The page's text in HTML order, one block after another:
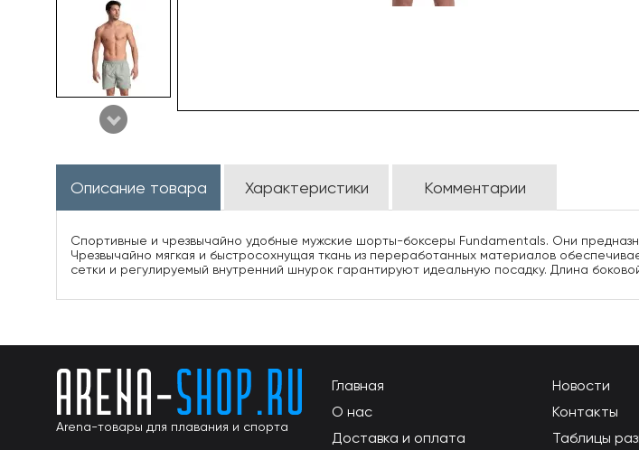
Описание товара Характеристики Комментарии
Спортивные и чрезвычайно удобные мужские шорты-боксеры Fundamentals. Они
Чрезвычайно мягкая и быстросохнущая ткань из переработанных материалов
сетки и регулируемый внутренний шнурок гарантируют идеальную посадку. Длина
Arena-товары для плавания и спорта
Главная
О нас
Доставка и оплата
Новости
Контакты
Таблицы